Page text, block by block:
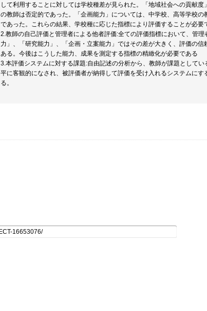
して利用することに対しては学校種差が見られた。「地域社会への貢献
の教師は否定的であった。「企画能力」については、中学校、高等学校
であった。これらの結果、学校種に応じた指標により評価することが必要
2.教師の自己評価と管理者による他者評価:全ての評価指標において、管
力」、「研究能力」、「企画・立案能力」ではその差が大きく、評価の
ある。今後はこうした能力、成果を測定する指標の精緻化が必要である
3.本評価システムに対する課題:自由記述の分析から、教師が課題として
平に客観的になされ、被評価者が納得して評価を受け入れるシステムに
る。